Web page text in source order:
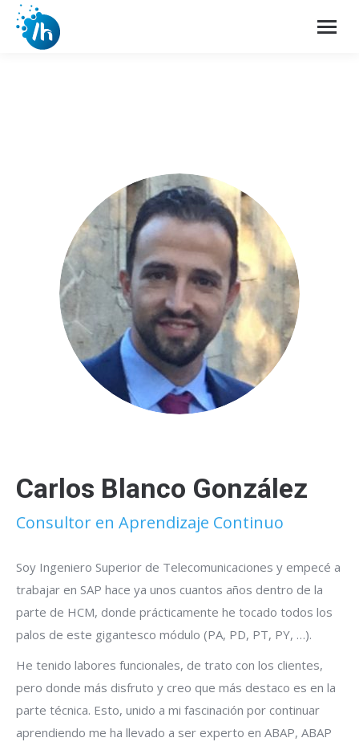
Carlos Blanco González
Consultor en Aprendizaje Continuo
Soy Ingeniero Superior de Telecomunicaciones y empecé a
trabajar en SAP hace ya unos cuantos años dentro de la
parte de HCM, donde prácticamente he tocado todos los
palos de este gigantesco módulo (PA, PD, PT, PY, …).
He tenido labores funcionales, de trato con los clientes,
pero donde más disfruto y creo que más destaco es en la
parte técnica. Esto, unido a mi fascinación por continuar
aprendiendo me ha llevado a ser experto en ABAP, ABAP